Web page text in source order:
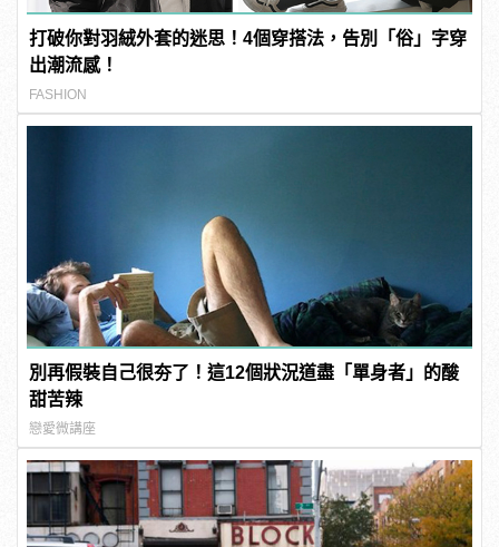
打破你對羽絨外套的迷思！4個穿搭法，告別「俗」字穿
出潮流感！
FASHION
別再假裝自己很夯了！這12個狀況道盡「單身者」的酸
甜苦辣
戀愛微講座